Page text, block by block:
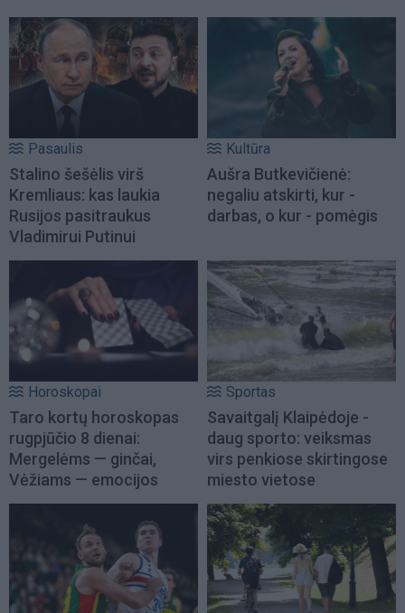
Pasaulis
Stalino šešėlis virš
Kremliaus: kas laukia
Rusijos pasitraukus
Vladimirui Putinui
Kultūra
Aušra Butkevičienė:
negaliu atskirti, kur -
darbas, o kur - pomėgis
Horoskopai
Taro kortų horoskopas
rugpjūčio 8 dienai:
Mergelėms — ginčai,
Vėžiams — emocijos
Sportas
Savaitgalį Klaipėdoje -
daug sporto: veiksmas
virs penkiose skirtingose
miesto vietose